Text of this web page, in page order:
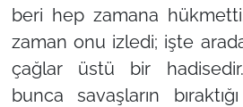
beri hep zamana
zaman onu izledi; işte
çağlar üstü bir
bunca savaşların